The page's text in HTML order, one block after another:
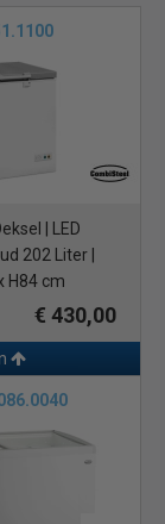
| LED
202 Liter |
H84 cm
€ 430,00